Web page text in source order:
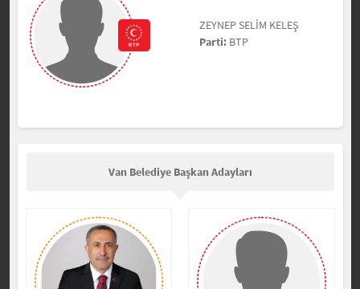
ZEYNEP SELİM KELEŞ
Parti:BTP
Van Belediye Başkan Adayları